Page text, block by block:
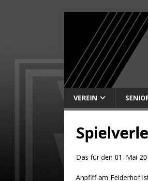
VEREIN
Das für den 01. Mai
Anpfiff am Felderhof